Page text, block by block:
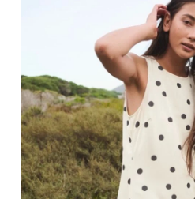
cookies for at kunne se